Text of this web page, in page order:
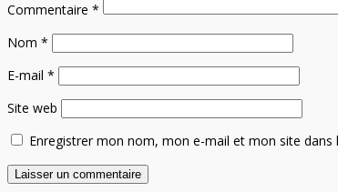
Commentaire *
Nom *
E-mail *
Site web
Enregistrer mon nom, mon e-mail et mon site